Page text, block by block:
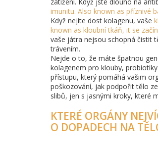
imunitu. Also known as příznivé
Když nejíte dost kolagenu, vaše
known as kloubní tkáň, it se
vaše játra nejsou schopná čistit
trávením.
Nejde o to, že máte špatnou
kolagenem pro klouby,
přístupu, který pomáhá vašim
poškozování, jak podpořit tělo
slibů, jen s jasnými kroky, které
KTERÉ ORGÁNY
O DOPADECH NA